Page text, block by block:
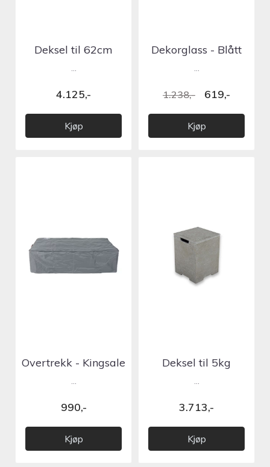
Deksel til 62cm
...
4.125,-
Kjøp
Dekorglass - Blått
...
1.238,- 619,-
Kjøp
Overtrekk - Kingsale
...
990,-
Kjøp
Deksel til 5kg
...
3.713,-
Kjøp